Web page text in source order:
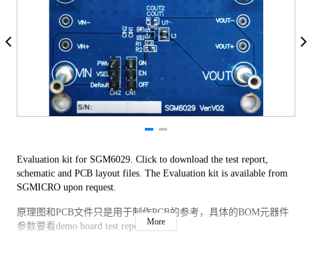
Evaluation kit for SGM6029. Click to download the test report,
schematic and PCB layout files. The Evaluation kit is available from
SGMICRO upon request.
原理图和PCB文件只是用于制作PCB的参考，具体的BOM元器件
参数要看demo board test report。More